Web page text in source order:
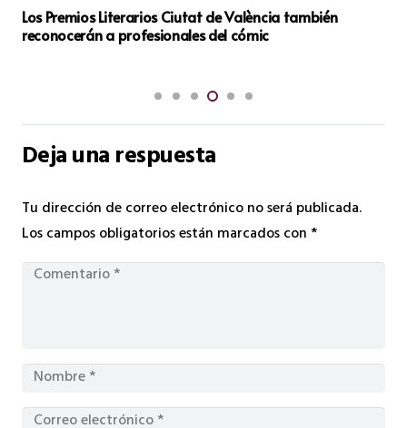
Los Premios Literarios Ciutat de València también
reconocerán a profesionales del cómic
Deja una respuesta
Tu dirección de correo electrónico no será publicada.
Los campos obligatorios están marcados con*